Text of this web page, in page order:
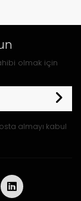
olmak için
almayı kabul